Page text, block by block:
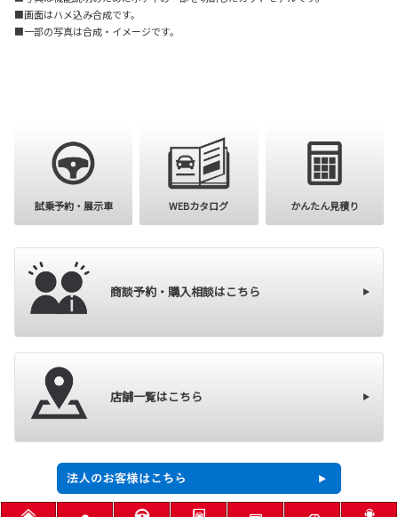
■画面はハメ込み合成です。
■一部の写真は合成・イメージです。
試乗予約・展示車 WEBカタログ かんたん見積り
商談予約・購入相談はこちら
店舗一覧はこちら